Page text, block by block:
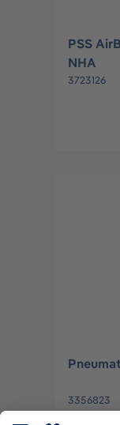
PSS
NHA
3723126
3356823